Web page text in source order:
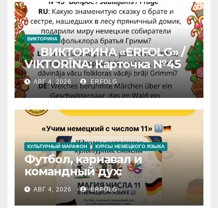
ВИКТОРИНА
ВИКТОРИНА «ERFOLG» /
VIKTORĪNA: Карточка №45
АВГ 4, 2026 ERFOLG
КУЛЬТУРНЫЙ МАРАФОН КУРСЫ НЕМЕЦКОГО ЯЗЫКА
Футбол, карнавал и
командный дух:
раскрываем секреты числа
11 в немецком языке!
АВГ 4, 2026 ERFOLG